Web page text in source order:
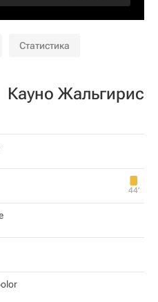
Статистика
Кауно Жальгирис
44‎’‎